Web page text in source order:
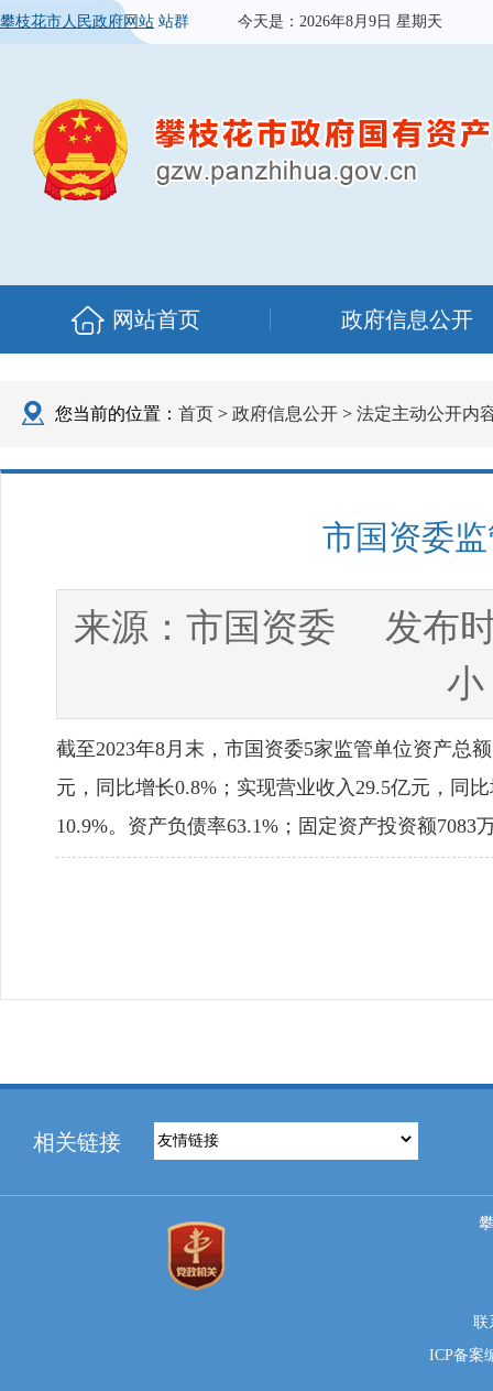
攀枝花市人民政府网站 站群 今天是： 2026年8月9日 星期天
网站首页 政府信息公开
您当前的位置： 首页 > 政府信息公开 > 法定主动公开内
市国资委
来源： 市国资委 发布
小
截至2023年8月末，市国资委5家监管单位资产总
元，同比增长0.8%；实现营业收入29.5亿元，同
10.9%。资产负债率63.1%；固定资产
相关链接
联
ICP备案